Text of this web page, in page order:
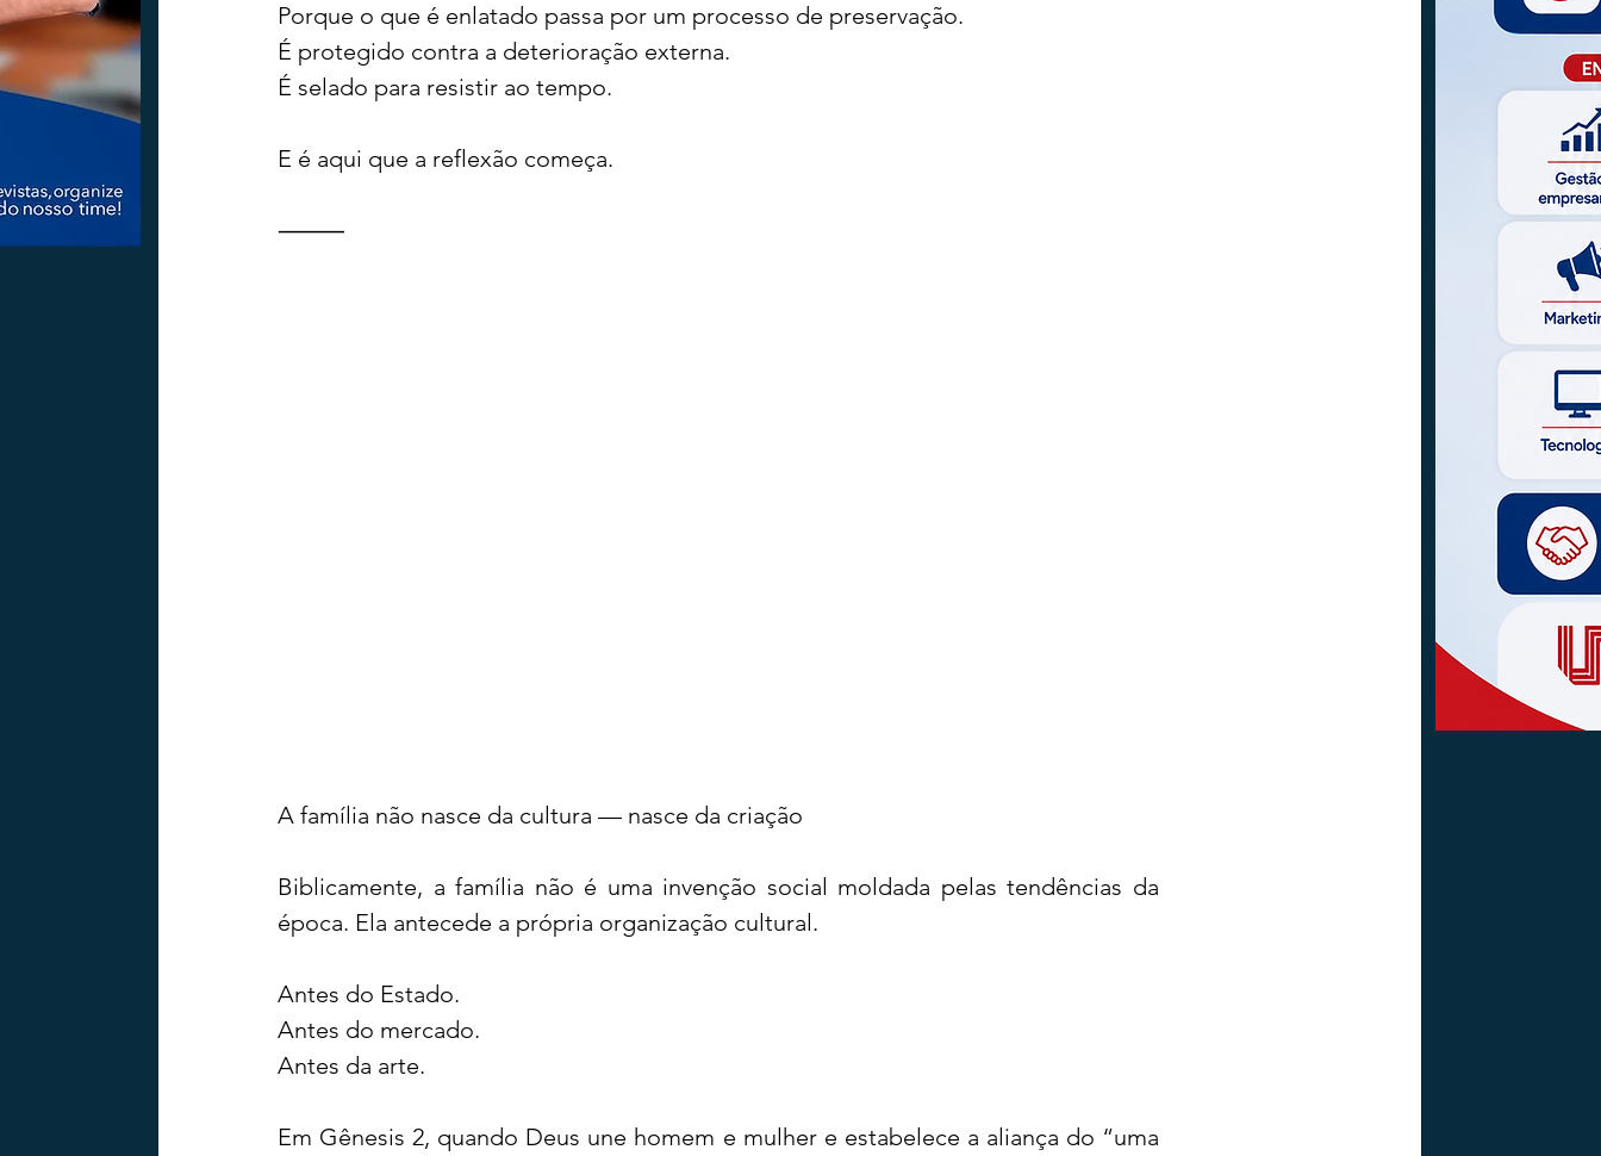
Porque o que é enlatado passa por um processo de preservação.
É protegido contra a deterioração externa.
É selado para resistir ao tempo.
E é aqui que a reflexão começa.
⸻
A família não nasce da cultura — nasce da criação
Biblicamente, a família não é uma invenção social moldada pelas tendências da
época. Ela antecede a própria organização cultural.
Antes do Estado.
Antes do mercado.
Antes da arte.
Em Gênesis 2, quando Deus une homem e mulher e estabelece a aliança do “uma